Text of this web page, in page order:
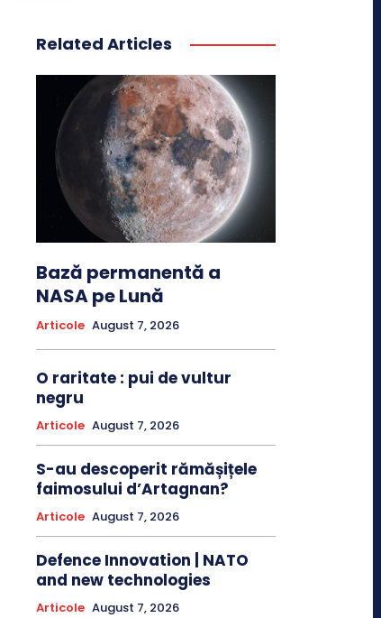
Related Articles
Bază permanentă a
NASA pe Lună
Articole August 7, 2026
O raritate : pui de vultur
negru
Articole August 7, 2026
S-au descoperit rămășițele
faimosului d’Artagnan?
Articole August 7, 2026
Defence Innovation | NATO
and new technologies
Articole August 7, 2026